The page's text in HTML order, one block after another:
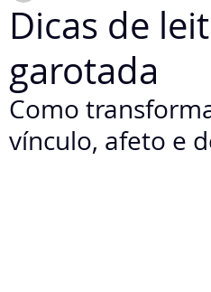
Dicas de
garotada
Como
vínculo, afeto e